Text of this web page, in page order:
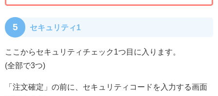
5 セキュリティ1
ここからセキュリティチェック1つ目に入ります。
(全部で3つ)
「注文確定」の前に、セキュリティコードを入力する画面